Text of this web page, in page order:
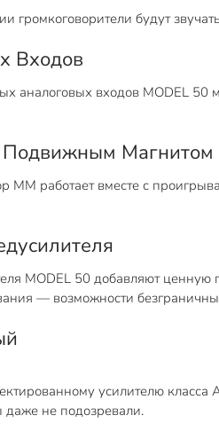
громкоговорители будут
Входов
аналоговых входов MODEL
Магнитом
MM работает вместе с
MODEL 50 добавляют
— возможности
усилителю
даже не подозревали.